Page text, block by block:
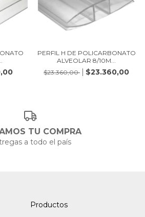
PERFIL H DE POLICARBONATO
ALVEOLAR 8/10M...
$23.360,00
$23.360,00
TU COMPRA
a todo el país
Productos